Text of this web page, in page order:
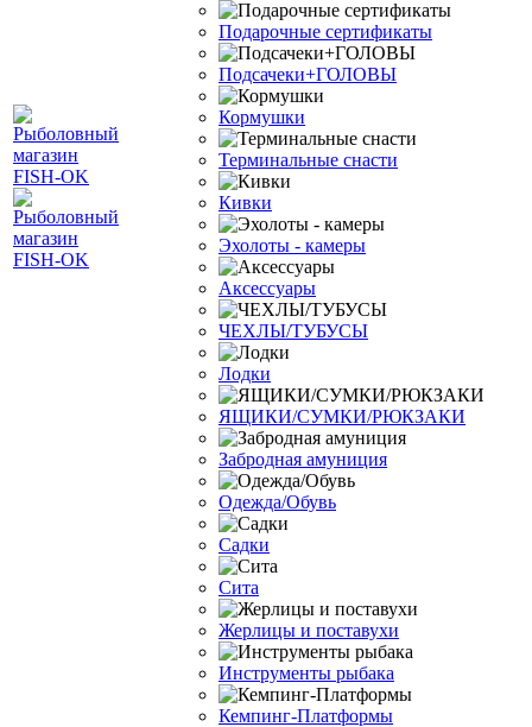
Подарочные сертификаты
Подсачеки+ГОЛОВЫ
Кормушки
Терминальные снасти
Кивки
Эхолоты - камеры
Аксессуары
ЧЕХЛЫ/ТУБУСЫ
Лодки
ЯЩИКИ/СУМКИ/РЮКЗАКИ
Забродная амуниция
Одежда/Обувь
Садки
Сита
Жерлицы и поставухи
Инструменты рыбака
Кемпинг-Платформы